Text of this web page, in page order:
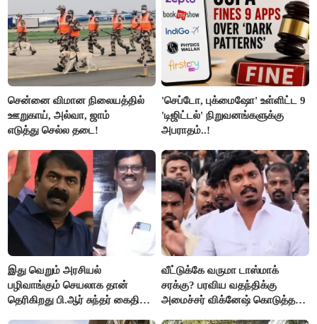
சென்னை விமான நிலையத்தில்
ஊறுகாய், அல்வா, ஜாம்
எடுத்து செல்ல தடை!
'செப்டோ, புக்மைஷோ' உள்ளிட்ட 9
'டிஜிட்டல்' நிறுவனங்களுக்கு
அபராதம்..!
இது வெறும் அரசியல்
பழிவாங்கும் செயலாக தான்
தெரிகிறது பி.ஆர் சுந்தர் கைதிற்கு
வீட்டுக்கே வருமா டாஸ்மாக்
சரக்கு? பரவிய வதந்திக்கு
அமைச்சர் விக்னேஷ் கொடுத்த